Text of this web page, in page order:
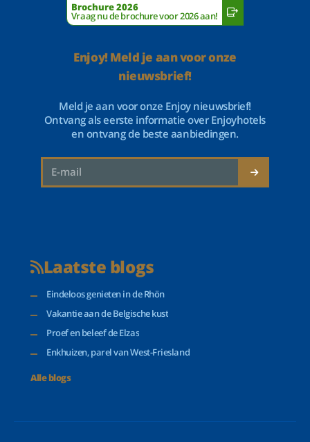
Brochure 2026
Vraag nu de brochure voor 2026 aan!
Enjoy! Meld je aan voor onze
nieuwsbrief!
Meld je aan voor onze Enjoy nieuwsbrief!
Ontvang als eerste informatie over Enjoyhotels
en ontvang de beste aanbiedingen.
Laatste blogs
Eindeloos genieten in de Rhön
Vakantie aan de Belgische kust
Proef en beleef de Elzas
Enkhuizen, parel van West-Friesland
Alle blogs